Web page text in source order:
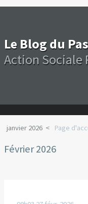
Le Blog du
Action Sociale
janvier 2026 Page
Février 2026